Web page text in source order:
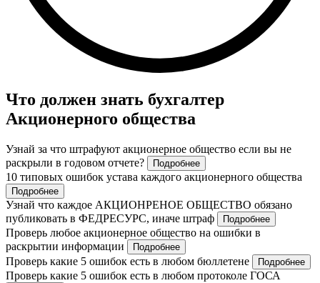
Что должен знать бухгалтер
Акционерного общества
Узнай за что штрафуют акционерное общество если вы не
раскрыли в годовом отчете?
Подробнее
10 типовых ошибок устава каждого акционерного общества
Подробнее
Узнай что каждое АКЦИОНРЕНОЕ ОБЩЕСТВО обязано
публиковать в ФЕДРЕСУРС, иначе штраф
Подробнее
Проверь любое акционерное общество на ошибки в
раскрытии информации
Подробнее
Проверь какие 5 ошибок есть в любом бюллетене Подробнее
Проверь какие 5 ошибок есть в любом протоколе ГОСА